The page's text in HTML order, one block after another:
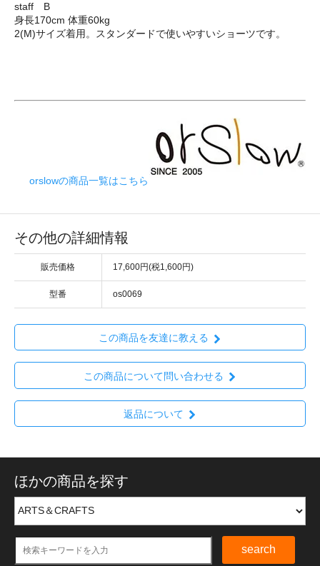
staff B
身長170cm 体重60kg
2(M)サイズ着用。スタンダードで使いやすいショーツです。
orslowの商品一覧はこちら
その他の詳細情報
販売価格 17,600円(税1,600円)
型番 os0069
この商品を友達に教える
この商品について問い合わせる
返品について
ほかの商品を探す
search